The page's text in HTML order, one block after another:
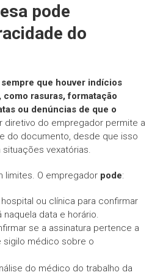
pode
do
que houver indícios
rasuras, formatação
ou denúncias de que o
diretivo do empregador permite a
do documento, desde que isso
situações vexatórias.
limites. O empregador pode:
ou clínica para confirmar
data e horário.
se a assinatura pertence a
sigilo médico sobre o
do médico do trabalho da